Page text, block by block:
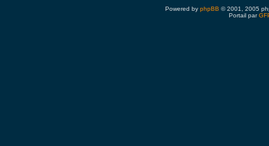
Powered by phpBB © 2001, 2005
Portail par